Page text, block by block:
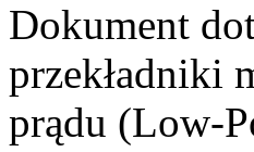
Dokument
przekładniki
prądu (Low-